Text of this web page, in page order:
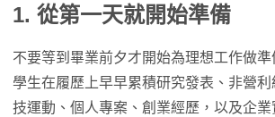
1. 從第一天就開始準備
不要等到畢業前夕才開始為理想工作做
學生在履歷上早早累積研究發表、非營
技運動、個人專案、創業經歷，以及企